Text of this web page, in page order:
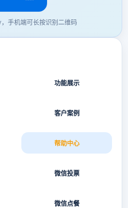
手机端可长按识别二维码
功能展示
客户案例
帮助中心
微信投票
微信点餐